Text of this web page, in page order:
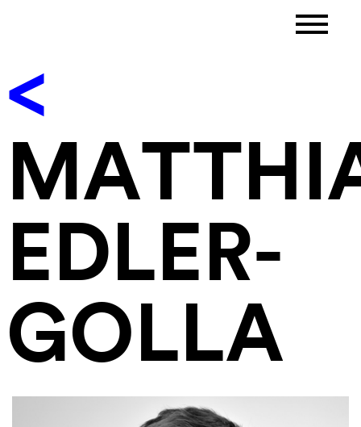
<
EDLER-
GOLLA